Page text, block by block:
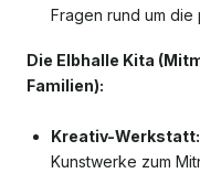
Fragen rund um
Die Elbhalle Kita
Familien):
Kreativ-Werkstatt:
Kunstwerke zum